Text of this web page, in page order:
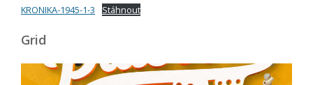
KRONIKA-1945-1-3 Stáhnout
Grid